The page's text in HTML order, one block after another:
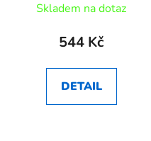
Skladem na dotaz
544 Kč
DETAIL